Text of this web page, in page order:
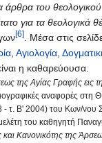
άρθρα του θεολογικού
για τα θεολογικά
[6] . Μέσα στις
,Αγιολογία ,
η καθαρεύουσα.
της Αγίας Γραφής εις
αναφορές στη
τ. Β' 2004) του Κων/νου
του καθηγητή
Κανονικότης της